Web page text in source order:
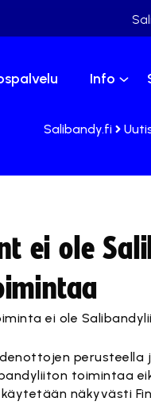
Info
Salibandy.fi
ei ole
ei ole
toimintaa
näkyvästi